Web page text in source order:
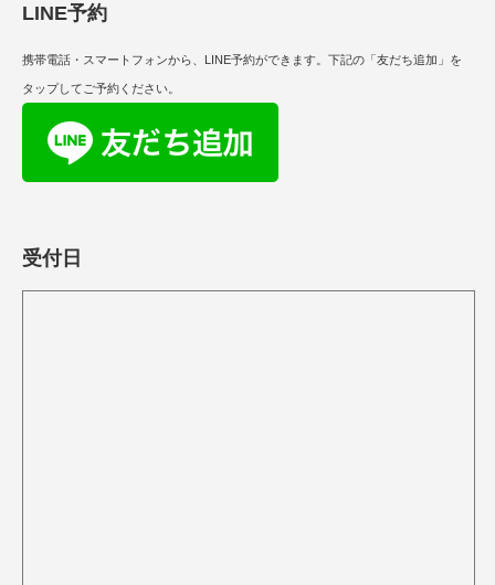
LINE予約
携帯電話・スマートフォンから、LINE予約ができます。下記の「友だち追加」を
タップしてご予約ください。
受付日